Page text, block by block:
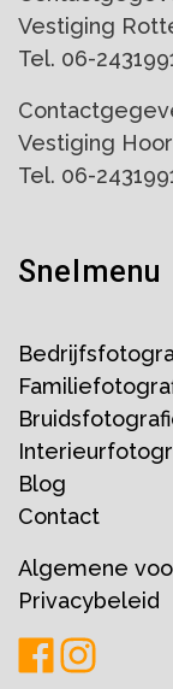
Vestiging
Tel. 06-
Vestiging
Tel. 06-
Snelmenu
Blog
Contact
Algemene
Privacybeleid